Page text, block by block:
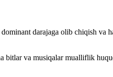
darajaga olib chiqish va
bitlar va musiqalar mualliflik